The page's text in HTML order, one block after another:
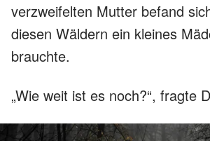
verzweifelten Mutter befand
diesen Wäldern ein kleines
brauchte.
„Wie weit ist es noch?“, fragte